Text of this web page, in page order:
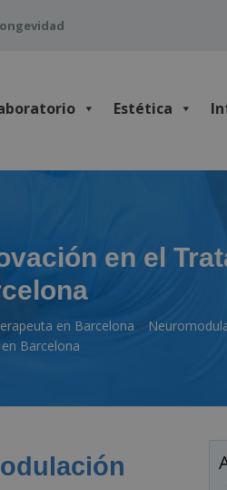
Estética
en el
en Barcelona
Barcelona